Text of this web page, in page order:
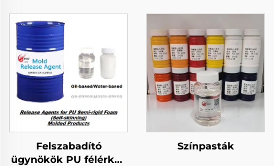
szivacsformázott
termékekhez
termékekhez
Felszabadító
ügynökök PU félérkes
Színpasták